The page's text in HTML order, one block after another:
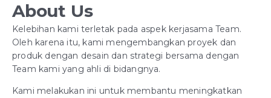
About Us
Kelebihan kami terletak pada aspek kerjasama Team.
Oleh karena itu, kami mengembangkan proyek dan
produk dengan desain dan strategi bersama dengan
Team kami yang ahli di bidangnya.
Kami melakukan ini untuk membantu meningkatkan